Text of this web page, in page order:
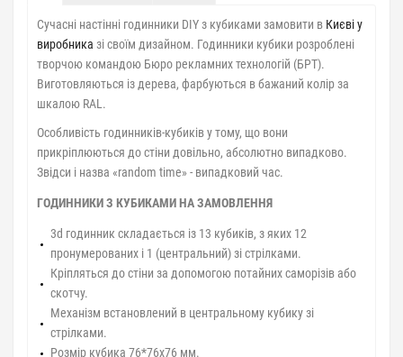
Сучасні настінні годинники DIY з кубиками замовити в Києві у
виробника зі своїм дизайном. Годинники кубики розроблені
творчою командою Бюро рекламних технологій (БРТ).
Виготовляються із дерева, фарбуються в бажаний колір за
шкалою RAL.
Особливість годинників-кубиків у тому, що вони
прикріплюються до стіни довільно, абсолютно випадково.
Звідси і назва «random time» - випадковий час.
ГОДИННИКИ З КУБИКАМИ НА ЗАМОВЛЕННЯ
3d годинник складається із 13 кубиків, з яких 12
пронумерованих і 1 (центральний) зі стрілками.
Кріпляться до стіни за допомогою потайних саморізів або
скотчу.
Механізм встановлений в центральному кубику зі
стрілками.
Розмір кубика 76*76х76 мм.